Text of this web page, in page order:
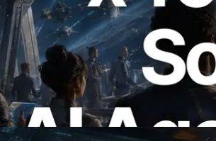
RPC com suporte a
que agentes de IA
pelas APIs de que